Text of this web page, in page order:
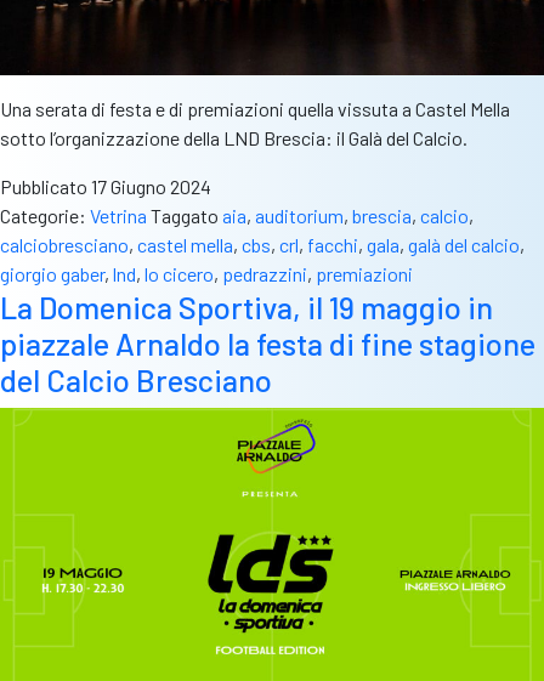
Una serata di festa e di premiazioni quella vissuta a Castel Mella
sotto l’organizzazione della LND Brescia: il Galà del Calcio.
Pubblicato 17 Giugno 2024
Categorie: Vetrina Taggato aia, auditorium, brescia, calcio,
calciobresciano, castel mella, cbs, crl, facchi, gala, galà del calcio,
giorgio gaber, lnd, lo cicero, pedrazzini, premiazioni
La Domenica Sportiva, il 19 maggio in
piazzale Arnaldo la festa di fine stagione
del Calcio Bresciano